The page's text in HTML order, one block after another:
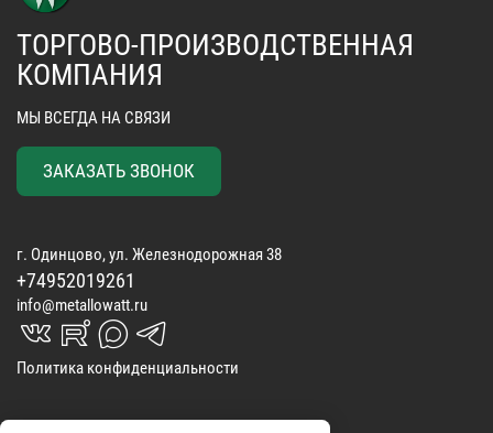
ТОРГОВО-ПРОИЗВОДСТВЕННАЯ
КОМПАНИЯ
МЫ ВСЕГДА НА СВЯЗИ
ЗАКАЗАТЬ ЗВОНОК
г. Одинцово, ул. Железнодорожная 38
+74952019261
info@metallowatt.ru
vk_in rutube_in max_s telegrams_in
Политика конфиденциальности